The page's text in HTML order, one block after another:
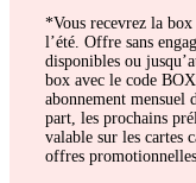
*Vous recevrez la
l’été. Offre sans
disponibles ou
box avec le code
abonnement mensuel
part, les prochains
valable sur les cartes
offres